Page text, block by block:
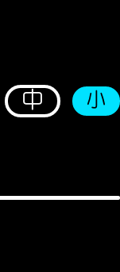
中 小